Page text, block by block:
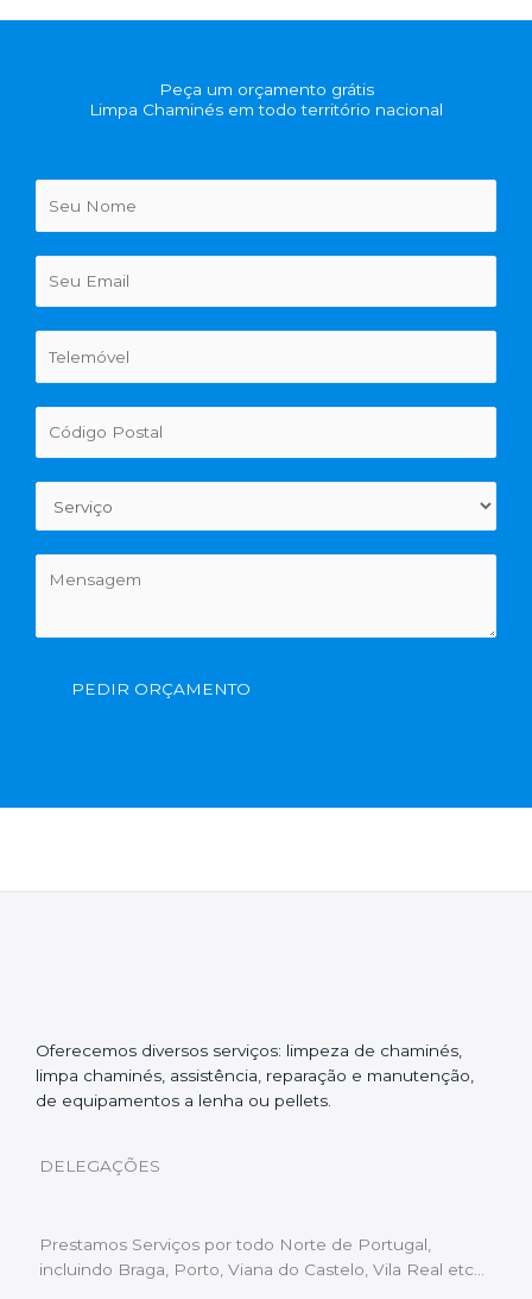
Peça um orçamento grátis
Limpa Chaminés em todo território nacional
PEDIR ORÇAMENTO
Oferecemos diversos serviços: limpeza de chaminés,
limpa chaminés, assistência, reparação e manutenção,
de equipamentos a lenha ou pellets.
DELEGAÇÕES
Prestamos Serviços por todo Norte de Portugal,
incluindo Braga, Porto, Viana do Castelo, Vila Real etc…